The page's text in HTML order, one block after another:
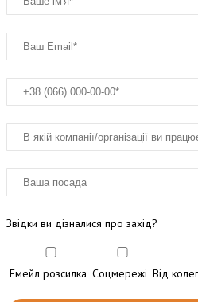
Звідки ви дізналися про захід?
Емейл розсилка Соцмережі Від